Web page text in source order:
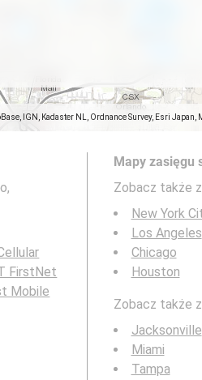
IGN, Kadaster NL, Ordnance Survey, Esri
FirstNet
Mobile
Mapy zasięgu
Zobacz także
New York
Los Angeles
Chicago
Houston
Zobacz także
Jacksonville
Miami
Tampa